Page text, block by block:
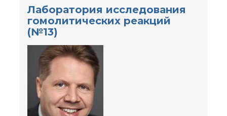
Подразделения
института
Ученый совет ИОХ
Диссертационные
Совет молодых ученых
ИОХ РАН
Центр коллективного
пользования
Лаборатория исследования
гомолитических реакций
(№13)